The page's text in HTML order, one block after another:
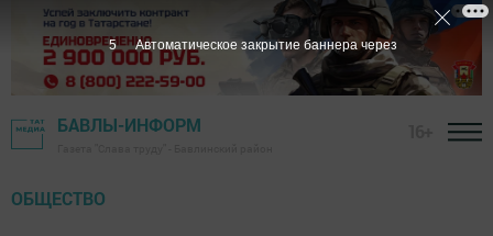
БАВЛЫ-ИНФОРМ
ОБЩЕСТВО
4 Автоматическое закрытие баннера через